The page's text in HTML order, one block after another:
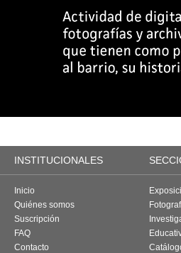
INSTITUCIONALES
Inicio
Quiénes somos
Suscripción
FAQ
Contacto